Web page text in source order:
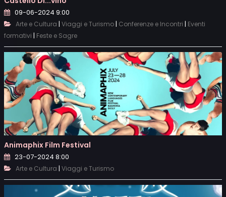
09-06-2024 9:00
Arte e Cultura | Viaggi e Turismo| Conferenze e Incontri | Eventi
formativi | Feste e Sagre
Animaphix Film Festival
23-07-2024 8:00
Arte e Cultura | Viaggi e Turismo